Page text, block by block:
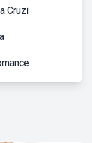
Cruzi